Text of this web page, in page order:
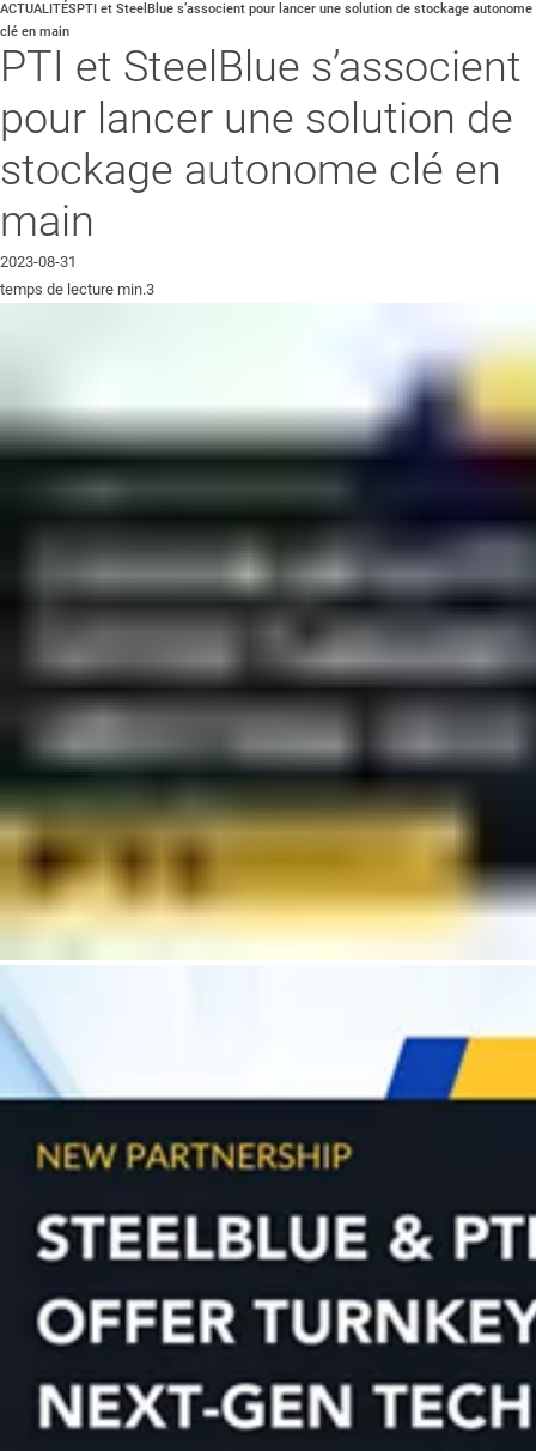
ACTUALITÉSPTI et SteelBlue s’associent pour lancer une solution de stockage autonome
clé en main
PTI et SteelBlue s’associent
pour lancer une solution de
stockage autonome clé en
main
2023-08-31
temps de lecture min.3